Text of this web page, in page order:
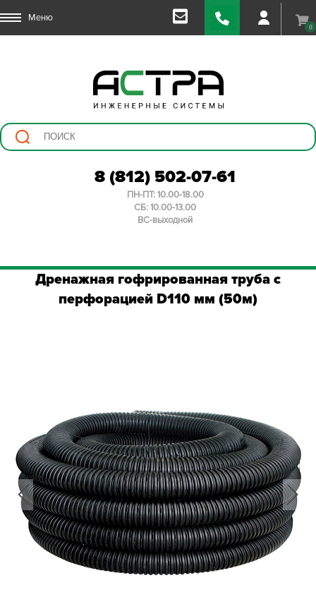
Меню
0
8 (812) 502-07-61
ПН-ПТ: 10.00-18.00
СБ: 10.00-13.00
ВС-выходной
Дренажная гофрированная труба с
перфорацией D110 мм (50м)